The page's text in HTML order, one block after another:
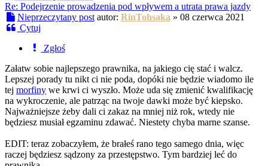
Re: Podejrzenie prowadzenia pod wpływem a utrata prawa jazdy
Nieprzeczytany post autor: RinTohsaka » 08 czerwca 2021
Cytuj
Zgłoś
Załatw sobie najlepszego prawnika, na jakiego cię stać i walcz.
Lepszej porady tu nikt ci nie poda, dopóki nie będzie wiadomo ile
tej morfiny we krwi ci wyszło. Może uda się zmienić kwalifikację
na wykroczenie, ale patrząc na twoje dawki może być kiepsko.
Najważniejsze żeby dali ci zakaz na mniej niż rok, wtedy nie
będziesz musiał egzaminu zdawać. Niestety chyba marne szanse.
EDIT: teraz zobaczyłem, że brałeś rano tego samego dnia, więc
raczej będziesz sądzony za przestępstwo. Tym bardziej leć do